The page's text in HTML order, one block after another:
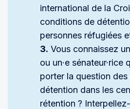
international de la
conditions de
personnes réfugiées
3. Vous connaissez
ou un·e sénateur·rice
porter la question
détention dans les
rétention ?